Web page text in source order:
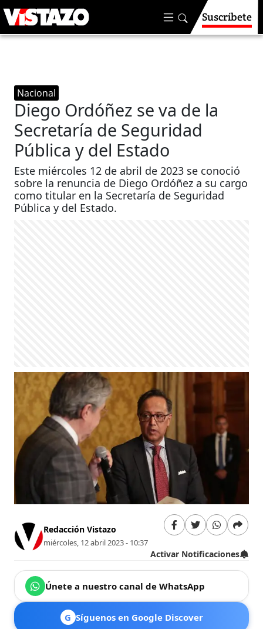
Suscríbete
Nacional
Diego Ordóñez se va de la
Secretaría de Seguridad
Pública y del Estado
Este miércoles 12 de abril de 2023 se conoció
sobre la renuncia de Diego Ordóñez a su cargo
como titular en la Secretaría de Seguridad
Pública y del Estado.
Redacción Vistazo
miércoles, 12 abril 2023 - 10:37
Activar Notificaciones
Únete a nuestro canal de WhatsApp
G Síguenos en Google Discover